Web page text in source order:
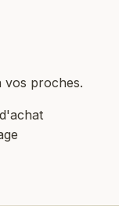
vos proches.